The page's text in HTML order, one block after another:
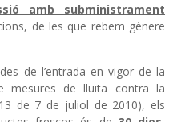
amb subministrament
de les que rebem gènere
de l’entrada en vigor de la
mesures de lluita contra la
de 7 de juliol de 2010), els